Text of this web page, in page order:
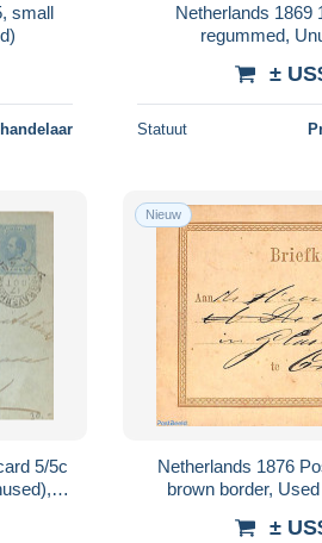
small
Netherlands 1869
regummed,
±
Statuut
5/5c
Nieuw
Netherlands 1876
brown border,
±